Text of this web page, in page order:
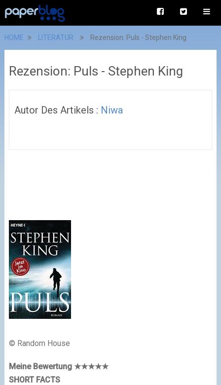
HOME LITERATUR Rezension: Puls - Stephen King
Rezension: Puls - Stephen King
Autor Des Artikels : Niwa
© Random House
Meine Bewertung ★★★★★
SHORT FACTS